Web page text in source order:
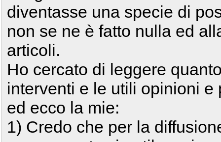
diventasse una specie di
non se ne è fatto nulla ed
articoli.
Ho cercato di leggere
interventi e le utili opinioni
ed ecco la mie:
1) Credo che per la